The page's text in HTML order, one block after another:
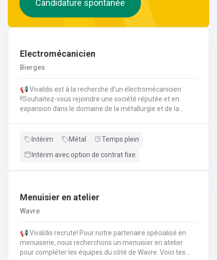
Candidature spontanée
Electromécanicien
Bierges
📢 Vivaldis est à la recherche d'un électromécanicien
!!Souhaitez-vous rejoindre une société réputée et en
expansion dans le domaine de la métallurgie et de la
d'assurer la maintenance préventive et corrective des
le compte de nos clients dans le domaine industriel.Votre
rencontrent des dysfonctionnements.Votre mission est
équipements et matériels.
Intérim Métal
Temps plein
Intérim avec option de contrat fixe
Menuisier en atelier
Wavre
📢 Vivaldis recrute! Pour notre partenaire spécialisé en
menuiserie, nous recherchons un menuisier en atelier
pour compléter les équipes du côté de Wavre. Voici tes